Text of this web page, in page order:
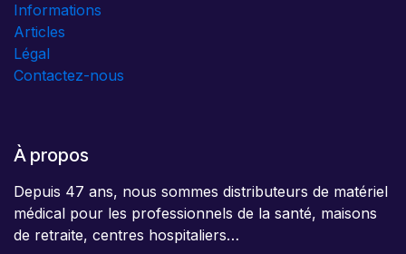
Informations
Articles
Légal
Contactez-nous
À propos
Depuis 47 ans, nous sommes distributeurs de matériel
médical pour les professionnels de la santé, maisons
de retraite, centres hospitaliers…